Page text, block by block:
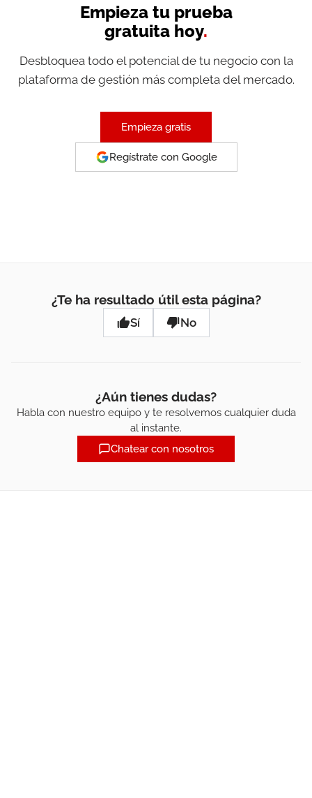
Empieza tu prueba
gratuita hoy.
Desbloquea todo el potencial de tu negocio con la
plataforma de gestión más completa del mercado.
Empieza gratis
Regístrate con Google
¿Te ha resultado útil esta página?
Sí No
¿Aún tienes dudas?
Habla con nuestro equipo y te resolvemos cualquier duda
al instante.
Chatear con nosotros